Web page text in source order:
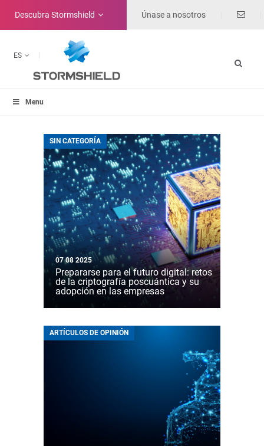
Descubra Stormshield Únase a nosotros
ES
Menu
SIN CATEGORÍA
07 08 2025
Prepararse para el futuro digital: retos
de la criptografía poscuántica y su
adopción en las empresas
ARTÍCULOS DE OPINIÓN